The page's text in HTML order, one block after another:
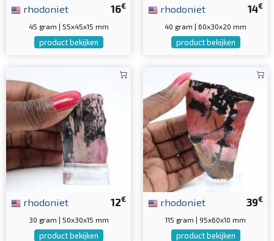
16€
rhodoniet
45 gram | 55x45x15 mm
product bekijken
14€
rhodoniet
40 gram | 60x30x20 mm
product bekijken
12€
rhodoniet
30 gram | 50x30x15 mm
product bekijken
39€
rhodoniet
115 gram | 95x60x10 mm
product bekijken